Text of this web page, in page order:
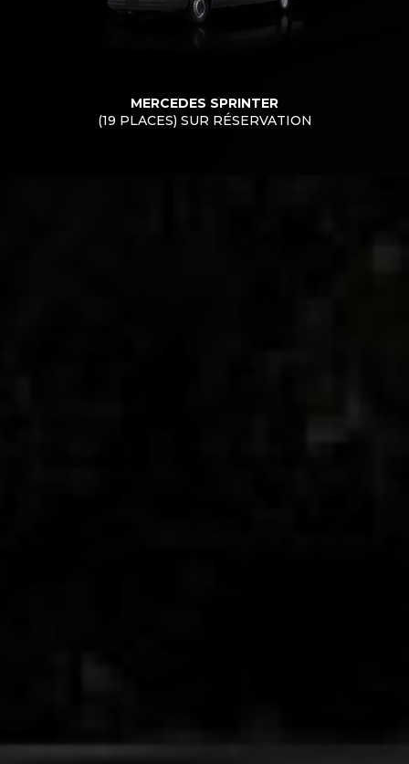
MERCEDES SPRINTER
(19 PLACES) SUR RÉSERVATION